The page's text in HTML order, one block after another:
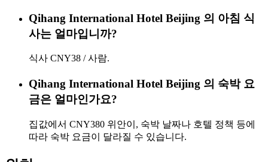
Qihang International Hotel Beijing 의 아침 식
사는 얼마입니까?
식사 CNY38 / 사람.
Qihang International Hotel Beijing 의 숙박 요
금은 얼마인가요?
집값에서 CNY380 위안이, 숙박 날짜나 호텔 정책 등에
따라 숙박 요금이 달라질 수 있습니다.